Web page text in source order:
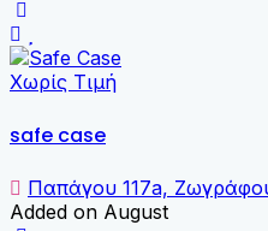
Χωρίς Τιμή
safe case
Παπάγου 117a,
Added on August